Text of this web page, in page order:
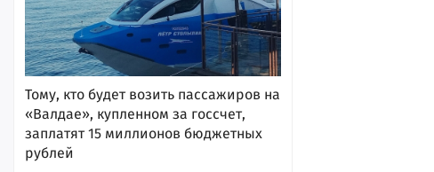
Тому, кто будет возить пассажиров на
«Валдае», купленном за госсчет,
заплатят 15 миллионов бюджетных
рублей